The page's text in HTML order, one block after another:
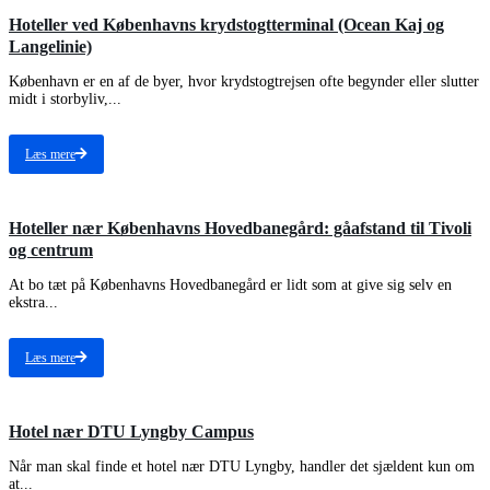
Hoteller ved Københavns krydstogtterminal (Ocean Kaj og
Langelinie)
København er en af de byer, hvor krydstogtrejsen ofte begynder eller slutter
midt i storbyliv,...
Læs mere
Hoteller nær Københavns Hovedbanegård: gåafstand til Tivoli
og centrum
At bo tæt på Københavns Hovedbanegård er lidt som at give sig selv en
ekstra...
Læs mere
Hotel nær DTU Lyngby Campus
Når man skal finde et hotel nær DTU Lyngby, handler det sjældent kun om
at...